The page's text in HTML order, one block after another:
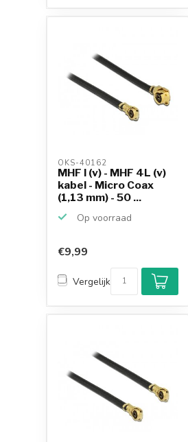
OKS-40162
MHF I (v) - MHF 4L (v)
kabel - Micro Coax
(1,13 mm) - 50 ...
Op voorraad
€9,99
Vergelijk